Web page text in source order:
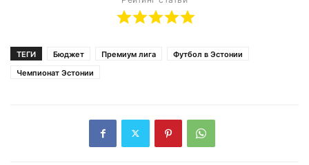
ТЕГИ Бюджет Премиум лига
Футбол в Эстонии
Чемпионат Эстонии